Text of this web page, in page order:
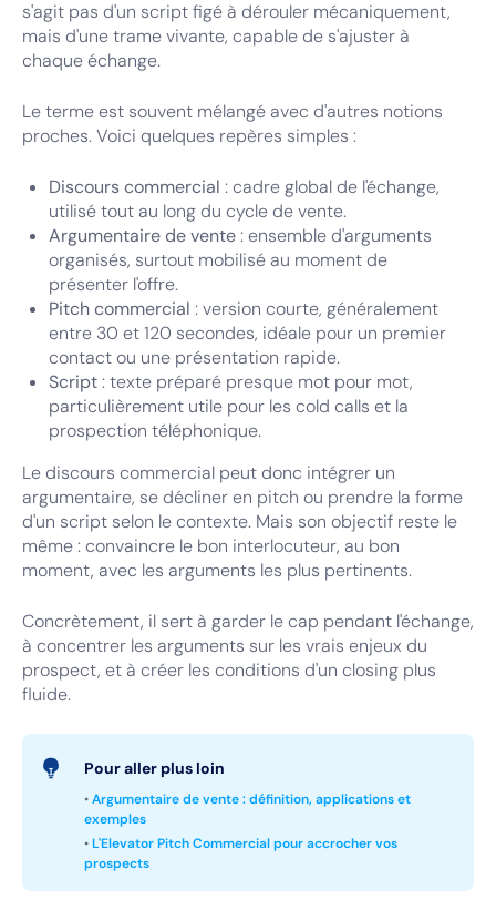
s'agit pas d'un script figé à dérouler mécaniquement,
mais d'une trame vivante, capable de s'ajuster à
chaque échange.
Le terme est souvent mélangé avec d'autres notions
proches. Voici quelques repères simples :
Discours commercial : cadre global de l'échange,
utilisé tout au long du cycle de vente.
Argumentaire de vente: ensemble d'arguments
organisés, surtout mobilisé au moment de
présenter l'offre.
Pitch commercial : version courte, généralement
entre 30 et 120 secondes, idéale pour un premier
contact ou une présentation rapide.
Script: texte préparé presque mot pour mot,
particulièrement utile pour les cold calls et la
prospection téléphonique.
Le discours commercial peut donc intégrer un
argumentaire, se décliner en pitch ou prendre la forme
d'un script selon le contexte. Mais son objectif reste le
même : convaincre le bon interlocuteur, au bon
moment, avec les arguments les plus pertinents.
Concrètement, il sert à garder le cap pendant l'échange,
à concentrer les arguments sur les vrais enjeux du
prospect, et à créer les conditions d'un closing plus
fluide.
Pour aller plus loin
•Argumentaire de vente : définition, applications et
exemples
•L'Elevator Pitch Commercial pour accrocher vos
prospects